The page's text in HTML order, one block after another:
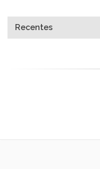
Recentes